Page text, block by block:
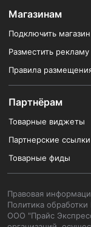
Магазинам
Подключить магазин
Разместить рекламу
Правила
Партнёрам
Товарные виджеты
Партнерские ссылки
Товарные фиды
Правовая
Политика
ООО "Прайс